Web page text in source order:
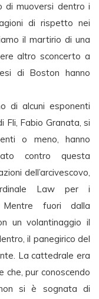
di muoversi dentro i
di rispetto nei
il martirio di una
altro sconcerto a
di Boston hanno
di alcuni esponenti
Fli, Fabio Granata, si
o meno, hanno
contro questa
dell’arcivescovo,
Law per i
fuori dalla
un volantinaggio il
il panegirico del
La cattedrale era
che, pur conoscendo
si è sognata di